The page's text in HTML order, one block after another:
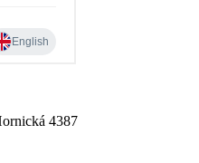
4387